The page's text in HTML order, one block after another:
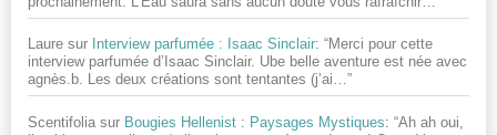
Laure sur Interview parfumée : Isaac Sinclair: “Merci pour cette
interview parfumée d’Isaac Sinclair. Ube belle aventure est née avec
agnès.b. Les deux créations sont tentantes (j’ai…”
Scentifolia sur Bougies Hellenist : Paysages Mystiques: “Ah ah oui,